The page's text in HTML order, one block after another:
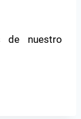
de nuestro